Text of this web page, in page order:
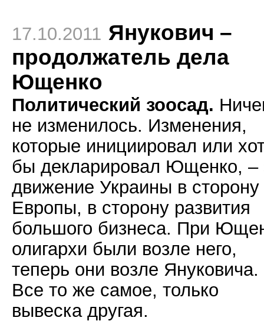
17.10.2011 Янукович –
продолжатель дела
Ющенко
Политический зоосад.
не изменилось. Изменения,
которые инициировал или
бы декларировал Ющенко, –
движение Украины в сторону
Европы, в сторону развития
большого бизнеса. При
олигархи были возле него,
теперь они возле Януковича.
Все то же самое, только
вывеска другая.